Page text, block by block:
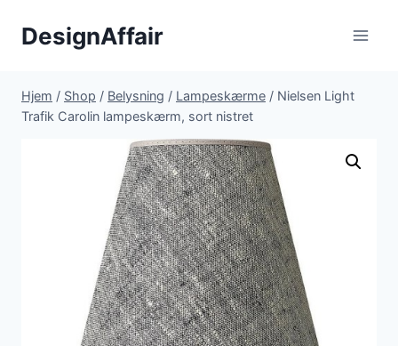
DesignAffair
Hjem / Shop / Belysning / Lampeskærme / Nielsen Light
Trafik Carolin lampeskærm, sort nistret